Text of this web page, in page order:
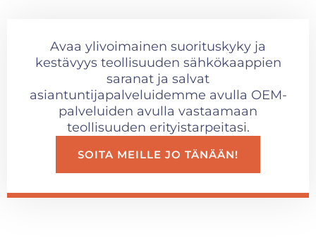
Avaa ylivoimainen suorituskyky ja
kestävyys teollisuuden sähkökaappien
saranat ja salvat
asiantuntijapalveluidemme avulla OEM-
palveluiden avulla vastaamaan
teollisuuden erityistarpeitasi.
SOITA MEILLE JO TÄNÄÄN!